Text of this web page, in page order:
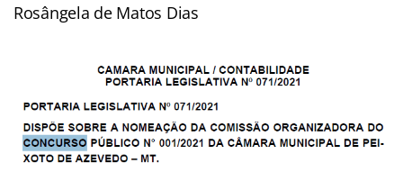
Rosângela de Matos Dias